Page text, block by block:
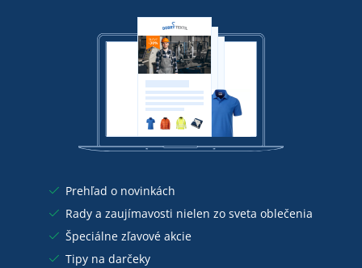
Prehľad o novinkách
Rady a zaujímavosti nielen zo sveta oblečenia
Špeciálne zľavové akcie
Tipy na darčeky